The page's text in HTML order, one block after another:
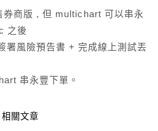
商版 , 但 multichart 可以串永
之後
署風險預告書 + 完成線上測試丟
串永豐下單。
相關文章